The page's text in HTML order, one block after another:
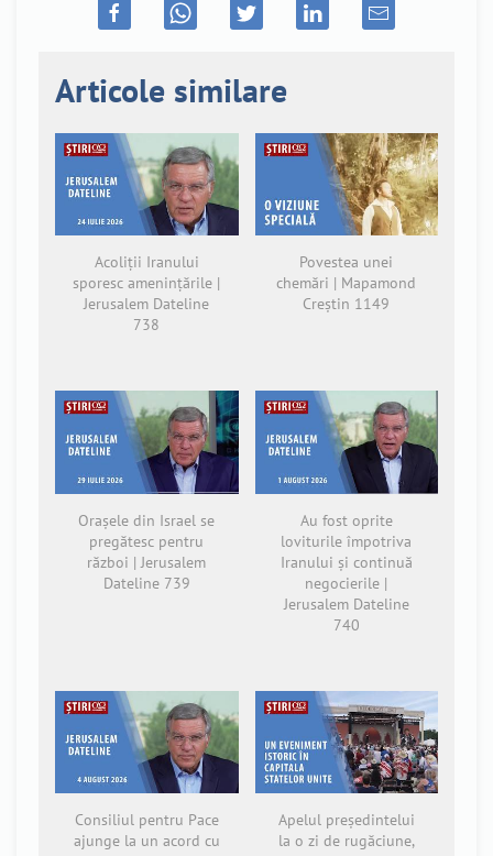
Articole similare
Acoliții Iranului
sporesc amenințările |
Jerusalem Dateline
738
Povestea unei
chemări | Mapamond
Creștin 1149
Orașele din Israel se
pregătesc pentru
război | Jerusalem
Dateline 739
Au fost oprite
loviturile împotriva
Iranului și continuă
negocierile |
Jerusalem Dateline
740
Consiliul pentru Pace
ajunge la un acord cu
Apelul președintelui
la o zi de rugăciune,